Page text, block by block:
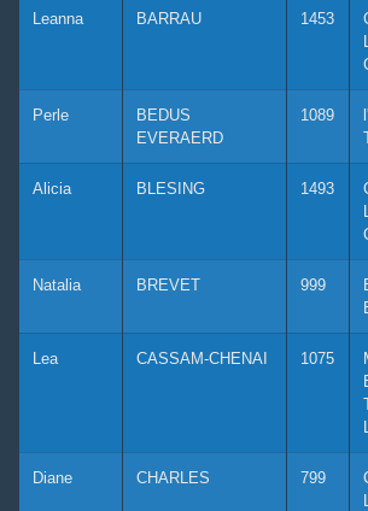
Leanna BARRAU 1453
Perle
BEDUS
EVERAERD
1089
Alicia BLESING 1493
Natalia BREVET 999
Lea CASSAM-CHENAI 1075
Diane CHARLES 799